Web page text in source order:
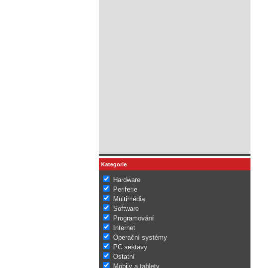
Kategorie
Hardware
Periferie
Multimédia
Software
Programování
Internet
Operační systémy
PC sestavy
Ostatní
Mobily a tablety